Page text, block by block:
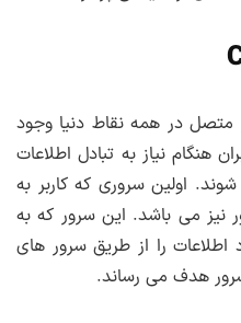
متصل در همه نقاط دنیا وجود
هنگام نیاز به تبادل اطلاعات
اولین سروری که کاربر به
می باشد. این سرور که به
را از طریق سرور های